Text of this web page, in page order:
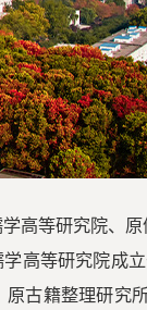
高等研究院、
高等研究院成
古籍整理研究